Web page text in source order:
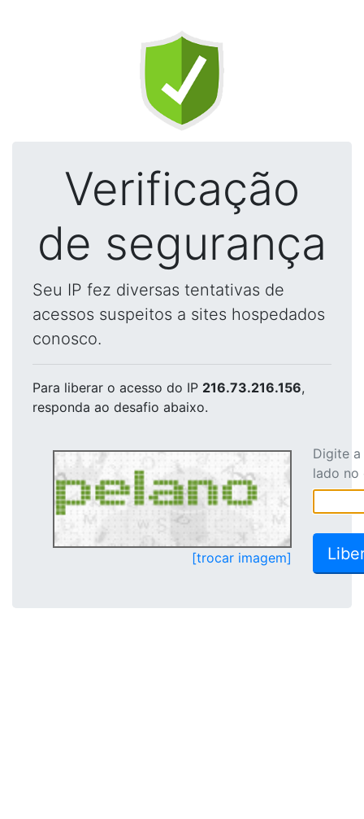
Verificação
de segurança
Seu IP fez diversas tentativas de
acessos suspeitos a sites hospedados
conosco.
Para liberar o acesso do IP 216.73.216.156,
responda ao desafio abaixo.
[trocar imagem]
Digite
lado no